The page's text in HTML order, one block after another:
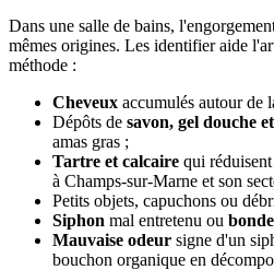
Dans une salle de bains,
mêmes origines. Les identifier aide
méthode :
Cheveux accumulés autour de
Dépôts de savon, gel douche
amas gras ;
Tartre et calcaire qui
à Champs-sur-Marne et son
Petits objets, capuchons ou
Siphon mal entretenu ou bonde
Mauvaise odeur signe d'un
bouchon organique en